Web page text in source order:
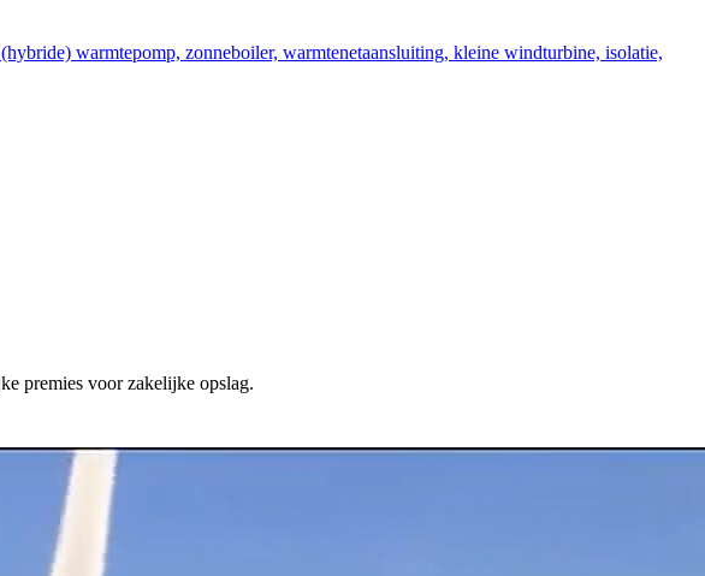
warmtepomp, zonneboiler, warmtenetaansluiting, kleine windturbine, isolatie,
premies voor zakelijke opslag.